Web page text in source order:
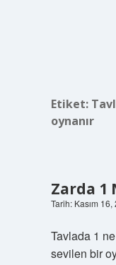
Etiket:
oynanır
Zarda 1
Tarih: Kasım 16,
Tavlada 1
sevilen bir